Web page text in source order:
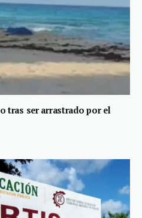
tras ser arrastrado por el